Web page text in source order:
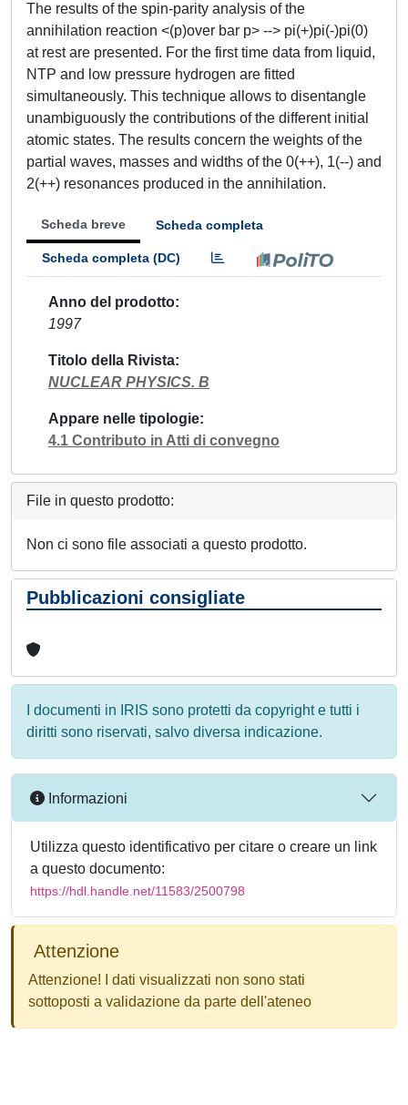
The results of the spin-parity analysis of the
annihilation reaction <(p)over bar p> --> pi(+)pi(-)pi(0)
at rest are presented. For the first time data from liquid,
NTP and low pressure hydrogen are fitted
simultaneously. This technique allows to disentangle
unambiguously the contributions of the different initial
atomic states. The results concern the weights of the
partial waves, masses and widths of the 0(++), 1(--) and
2(++) resonances produced in the annihilation.
Scheda breve Scheda completa
Scheda completa (DC)
Anno del prodotto
1997
Titolo della Rivista
NUCLEAR PHYSICS. B
Appare nelle tipologie
4.1 Contributo in Atti di convegno
File in questo prodotto:
Non ci sono file associati a questo prodotto.
Pubblicazioni consigliate
I documenti in IRIS sono protetti da copyright e tutti i
diritti sono riservati, salvo diversa indicazione.
Informazioni
Utilizza questo identificativo per citare o creare un link
a questo documento:
https://hdl.handle.net/11583/2500798
Attenzione
Attenzione! I dati visualizzati non sono stati
sottoposti a validazione da parte dell'ateneo